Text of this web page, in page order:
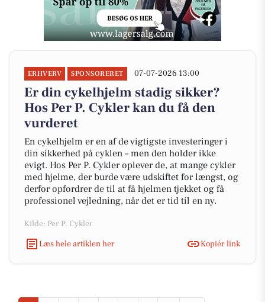
ERHVERV SPONSORERET 07-07-2026 13:00
Er din cykelhjelm stadig sikker?
Hos Per P. Cykler kan du få den
vurderet
En cykelhjelm er en af de vigtigste investeringer i
din sikkerhed på cyklen – men den holder ikke
evigt. Hos Per P. Cykler oplever de, at mange cykler
med hjelme, der burde være udskiftet for længst, og
derfor opfordrer de til at få hjelmen tjekket og få
professionel vejledning, når det er tid til en ny.
Kilde: Per P. Cykler
Læs hele artiklen her
Kopiér link